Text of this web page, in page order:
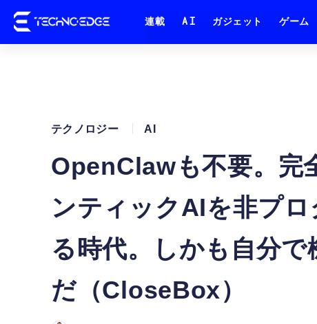
連載 AI ガジェット ゲーム
OpenClawも不要。完
ンティックAIを非プ
る時代。しかも自分
だ（CloseBox）
テクノロジー AI